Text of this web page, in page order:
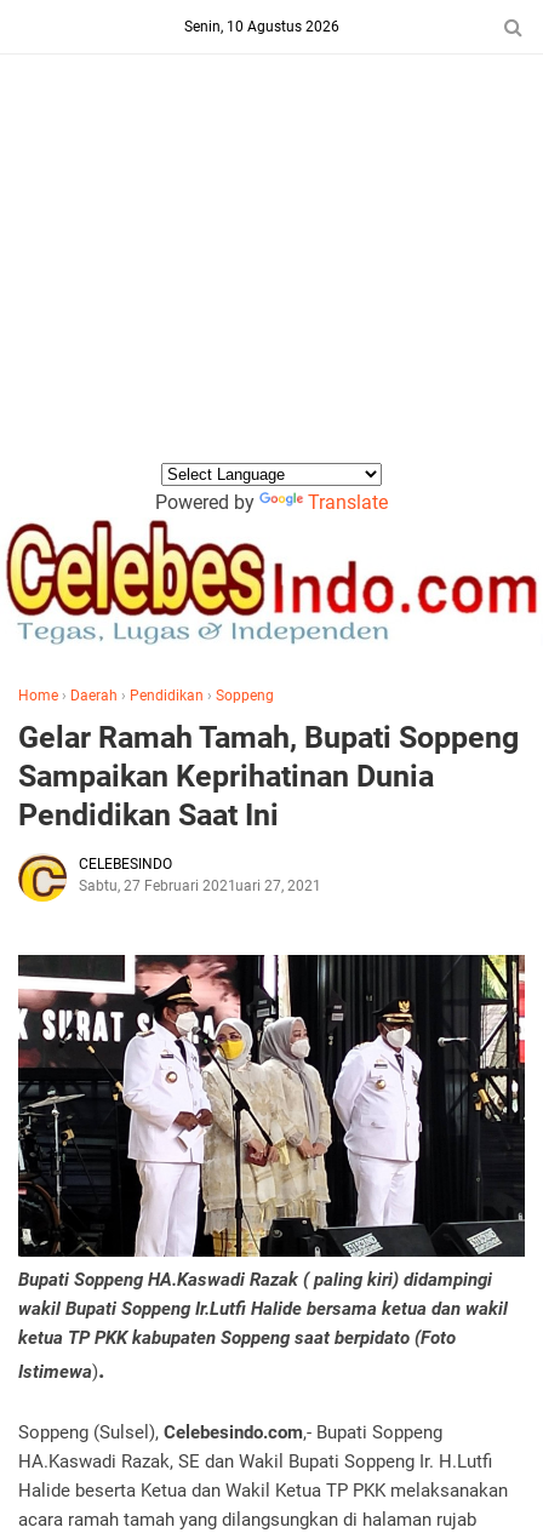
Senin, 10 Agustus 2026
Powered by Translate
Home › Daerah › Pendidikan › Soppeng
Gelar Ramah Tamah, Bupati Soppeng
Sampaikan Keprihatinan Dunia
Pendidikan Saat Ini
CELEBESINDO
Sabtu, 27 Februari 2021Februari 27, 2021
Bupati Soppeng HA.Kaswadi Razak ( paling kiri) didampingi
wakil Bupati Soppeng Ir.Lutfi Halide bersama ketua dan wakil
ketua TP PKK kabupaten Soppeng saat berpidato (Foto
Istimewa).
Soppeng (Sulsel), Celebesindo.com,- Bupati Soppeng
HA.Kaswadi Razak, SE dan Wakil Bupati Soppeng Ir. H.Lutfi
Halide beserta Ketua dan Wakil Ketua TP PKK melaksanakan
acara ramah tamah yang dilangsungkan di halaman rujab